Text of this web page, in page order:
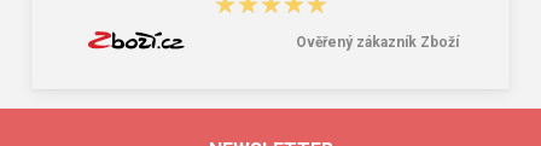
Ověřený zákazník Zboží